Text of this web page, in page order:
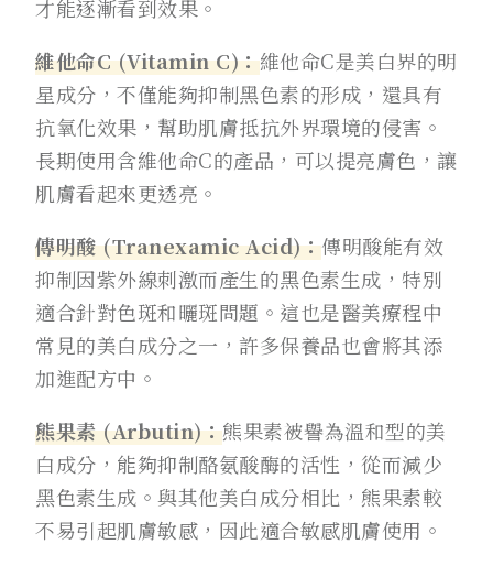
才能逐漸看到效果。
維他命C (Vitamin C)：維他命C是美白界的明
星成分，不僅能夠抑制黑色素的形成，還具有
抗氧化效果，幫助肌膚抵抗外界環境的侵害。
長期使用含維他命C的產品，可以提亮膚色，讓
肌膚看起來更透亮。
傳明酸 (Tranexamic Acid)：傳明酸能有效
抑制因紫外線刺激而產生的黑色素生成，特別
適合針對色斑和曬斑問題。這也是醫美療程中
常見的美白成分之一，許多保養品也會將其添
加進配方中。
熊果素 (Arbutin)：熊果素被譽為溫和型的美
白成分，能夠抑制酪氨酸酶的活性，從而減少
黑色素生成。與其他美白成分相比，熊果素較
不易引起肌膚敏感，因此適合敏感肌膚使用。